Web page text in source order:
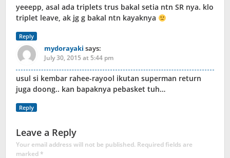
yeeepp, asal ada triplets trus bakal setia ntn SR nya. klo
triplet leave, ak jg g bakal ntn kayaknya
Reply
mydorayaki says:
July 30, 2015 at 5:44 pm
usul si kembar rahee-rayool ikutan superman return
juga doong.. kan bapaknya pebasket tuh…
Reply
Leave a Reply
Your email address will not be published. Required fields are
marked*